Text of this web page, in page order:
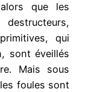
que les
qui
sont éveillés
Mais sous
foules sont